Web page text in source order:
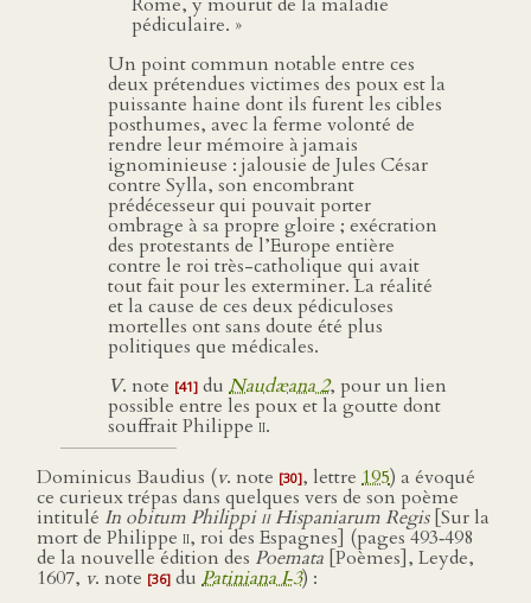
pédiculaire. »
Un point commun notable entre ces
deux prétendues victimes des poux est la
puissante haine dont ils furent les cibles
posthumes, avec la ferme volonté de
rendre leur mémoire à jamais
ignominieuse : jalousie de Jules César
contre Sylla, son encombrant
prédécesseur qui pouvait porter
ombrage à sa propre gloire ; exécration
des protestants de l’Europe entière
contre le roi très-catholique qui avait
tout fait pour les exterminer. La réalité
et la cause de ces deux pédiculoses
mortelles ont sans doute été plus
politiques que médicales.
V. note [41] du Naudæana 2, pour un lien
possible entre les poux et la goutte dont
souffrait Philippeii.
Dominicus Baudius (v. note [30], lettre 195) a évoqué
ce curieux trépas dans quelques vers de son poème
intitulé In obitum PhilippiiiHispaniarum Regis[Sur la
mort de Philippe ii, roi des Espagnes] (pages 493‑498
de la nouvelle édition des Poemata [Poèmes], Leyde,
1607, v. note [36] du Patiniana I‑3) :